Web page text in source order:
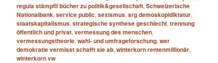
regula stämpfli bücher zu politik&gesellschaft,Schweizerische
Nationalbank,service public,sexismus,srg demoskopidiktatur,
staatskapitalismus,strategische synthese geschlecht,trennung
öffentlich und privat,vermessung des menschen,
vermessungstheorie,wahl- und umfrageforschung,wer
demokratie vermisst schafft sie ab,winterkorn rentenmillionär,
winterkorn vw